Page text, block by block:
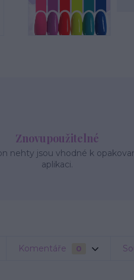
Znovupoužitelné
nehty jsou vhodné k
aplikaci.
Komentáře 0